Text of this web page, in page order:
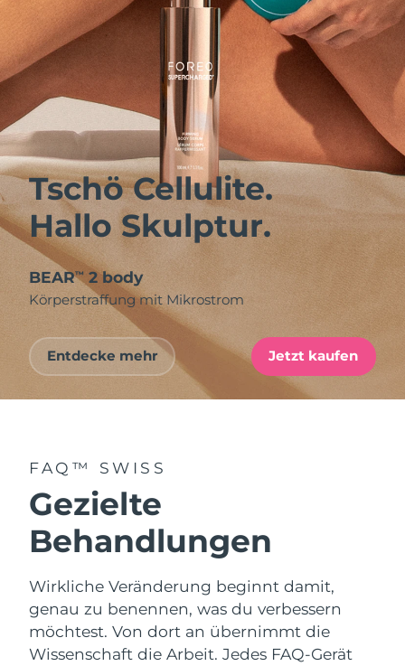
Tschö Cellulite.
Hallo Skulptur.
BEAR™ 2 body
Körperstraffung mit Mikrostrom
Entdecke mehr Jetzt kaufen
FAQ™ SWISS
Gezielte
Behandlungen
Wirkliche Veränderung beginnt damit,
genau zu benennen, was du verbessern
möchtest. Von dort an übernimmt die
Wissenschaft die Arbeit. Jedes FAQ-Gerät